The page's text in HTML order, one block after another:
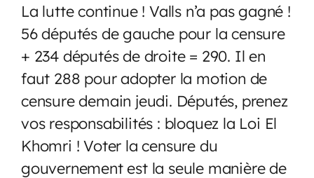
La lutte continue ! Valls n’a pas gagné !
56 députés de gauche pour la censure
+ 234 députés de droite = 290. Il en
faut 288 pour adopter la motion de
censure demain jeudi. Députés, prenez
vos responsabilités : bloquez la Loi El
Khomri ! Voter la censure du
gouvernement est la seule manière de